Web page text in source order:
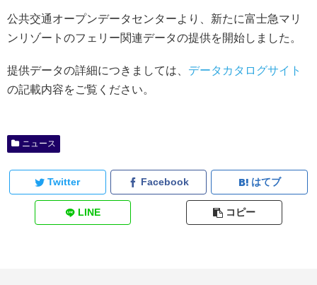
公共交通オープンデータセンターより、新たに富士急マリ
ンリゾートのフェリー関連データの提供を開始しました。
提供データの詳細につきましては、 データカタログサイト
の記載内容をご覧ください。
ニュース
Twitter Facebook はてブ
LINE コピー